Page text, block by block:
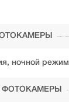
ночной режим